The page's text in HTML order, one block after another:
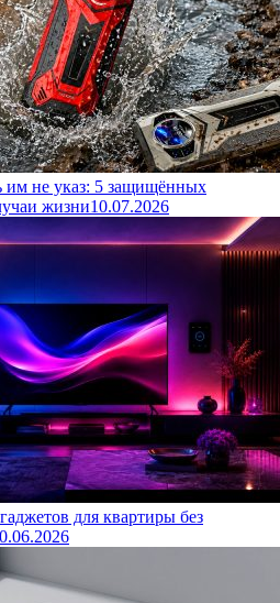
им не указ: 5 защищённых
жизни10.07.2026
для квартиры без